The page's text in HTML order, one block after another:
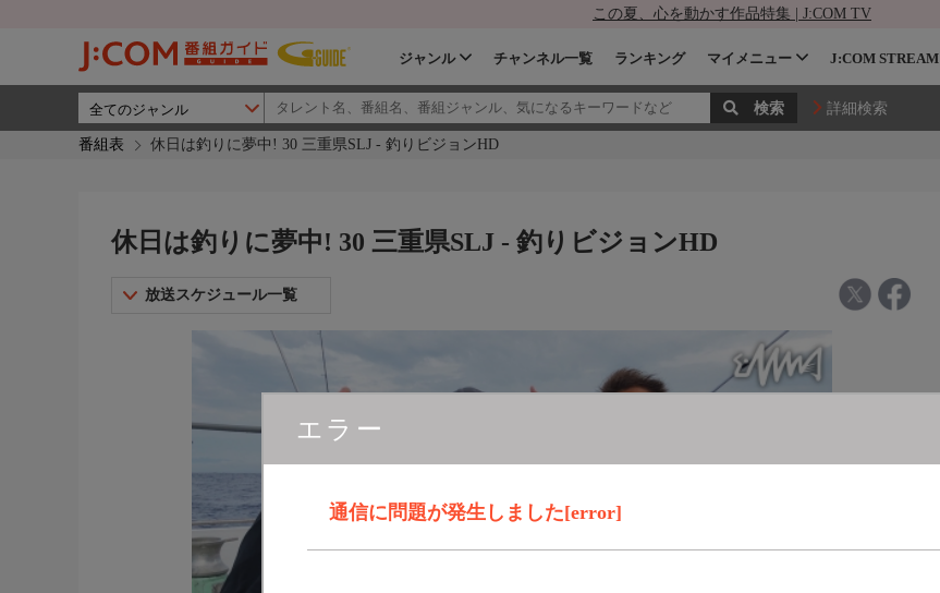
この夏、心を動かす作品特集 | J:COM TV
ジャンル チャンネル一覧 ランキング マイメニュー J:COM STREAM
詳細検索
番組表 休日は釣りに夢中! 30 三重県SLJ - 釣りビジョンHD
エラー
通信に問題が発生しました[error]
休日は釣りに夢中! 30 三重県SLJ - 釣りビジョンHD
放送スケジュール一覧